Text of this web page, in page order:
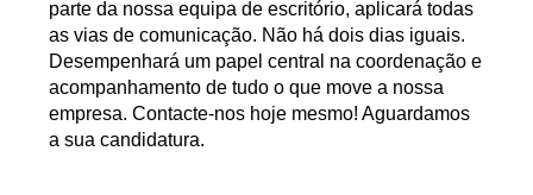
parte da nossa equipa de escritório, aplicará todas
as vias de comunicação. Não há dois dias iguais.
Desempenhará um papel central na coordenação e
acompanhamento de tudo o que move a nossa
empresa. Contacte-nos hoje mesmo! Aguardamos
a sua candidatura.